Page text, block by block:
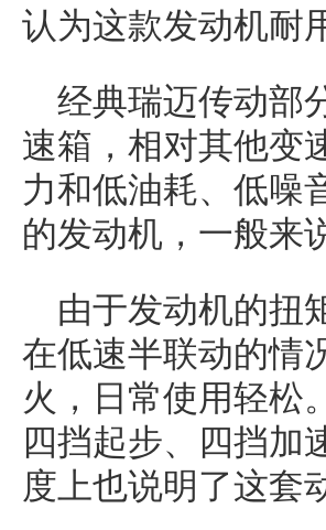
认为这款发动机耐
经典瑞迈传动部
速箱，相对其他变
力和低油耗、低噪
的发动机，一般来
由于发动机的扭
在低速半联动的情
火，日常使用轻松
四挡起步、四挡加
度上也说明了这套